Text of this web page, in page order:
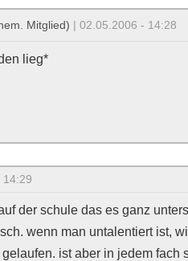
Mitglied) | 02.05.2006 - 14:28
lieg*
14:29
der schule das es ganz
wenn man untalentiert ist,
ist aber in jedem fach